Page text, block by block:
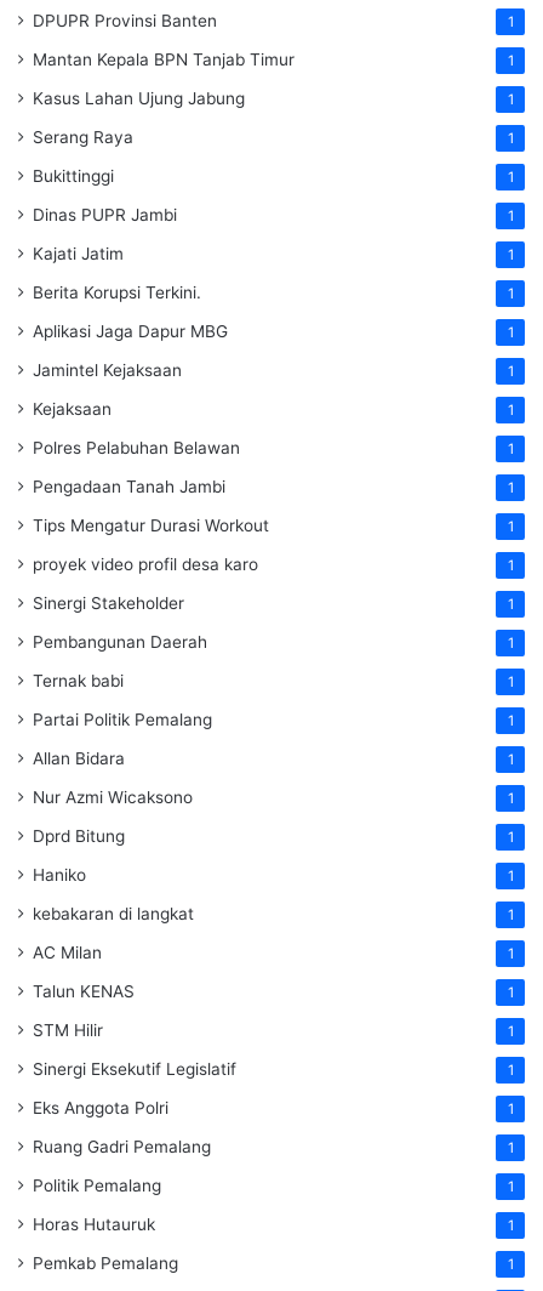
DPUPR Provinsi Banten 1
Mantan Kepala BPN Tanjab Timur 1
Kasus Lahan Ujung Jabung 1
Serang Raya 1
Bukittinggi 1
Dinas PUPR Jambi 1
Kajati Jatim 1
Berita Korupsi Terkini. 1
Aplikasi Jaga Dapur MBG 1
Jamintel Kejaksaan 1
Kejaksaan 1
Polres Pelabuhan Belawan 1
Pengadaan Tanah Jambi 1
Tips Mengatur Durasi Workout 1
proyek video profil desa karo 1
Sinergi Stakeholder 1
Pembangunan Daerah 1
Ternak babi 1
Partai Politik Pemalang 1
Allan Bidara 1
Nur Azmi Wicaksono 1
Dprd Bitung 1
Haniko 1
kebakaran di langkat 1
AC Milan 1
Talun KENAS 1
STM Hilir 1
Sinergi Eksekutif Legislatif 1
Eks Anggota Polri 1
Ruang Gadri Pemalang 1
Politik Pemalang 1
Horas Hutauruk 1
Pemkab Pemalang 1